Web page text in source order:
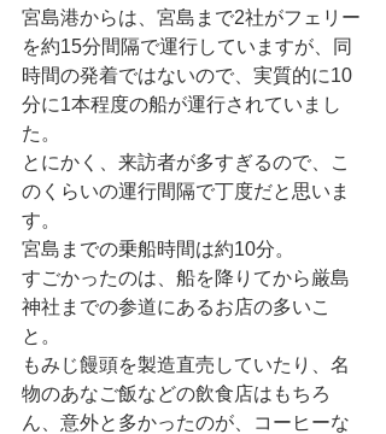
宮島港からは、宮島まで2社がフェリー
を約15分間隔で運行していますが、同
時間の発着ではないので、実質的に10
分に1本程度の船が運行されていまし
た。
とにかく、来訪者が多すぎるので、こ
のくらいの運行間隔で丁度だと思いま
す。
宮島までの乗船時間は約10分。
すごかったのは、船を降りてから厳島
神社までの参道にあるお店の多いこ
と。
もみじ饅頭を製造直売していたり、名
物のあなご飯などの飲食店はもちろ
ん、意外と多かったのが、コーヒーな